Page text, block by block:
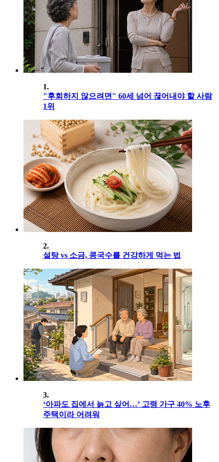
1.
"후회하지 않으려면" 60세 넘어 끊어내야 할 사람
1위
2.
설탕 vs 소금, 콩국수를 건강하게 먹는 법
3.
‘아파도 집에서 늙고 싶어…’ 고령 가구 40% 노후
주택이라 어려워